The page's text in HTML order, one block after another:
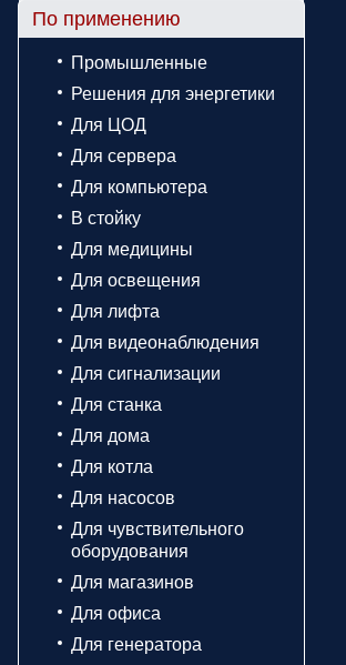
По применению
Промышленные
Решения для энергетики
Для ЦОД
Для сервера
Для компьютера
В стойку
Для медицины
Для освещения
Для лифта
Для видеонаблюдения
Для сигнализации
Для станка
Для дома
Для котла
Для насосов
Для чувствительного
оборудования
Для магазинов
Для офиса
Для генератора